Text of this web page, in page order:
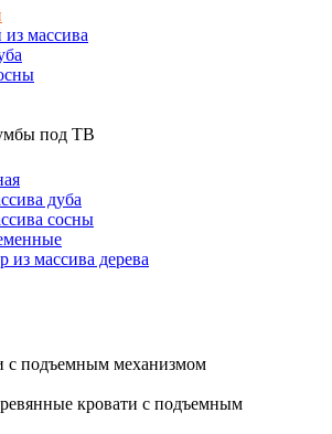
массива
под ТВ
дуба
сосны
из массива дерева
с подъемным механизмом
кровати с подъемным